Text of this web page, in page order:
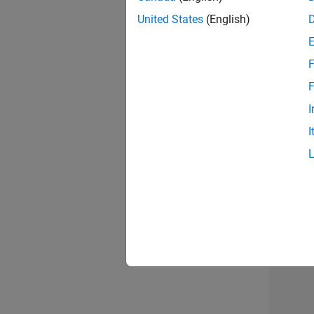
United States (English)